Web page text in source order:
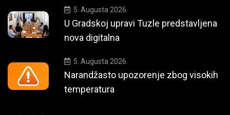
5. Augusta 2026.
U Gradskoj upravi Tuzle predstavljena
nova digitalna
5. Augusta 2026.
Narandžasto upozorenje zbog visokih
temperatura